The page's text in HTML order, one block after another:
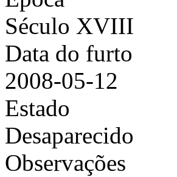
Século XVIII
Data do furto
2008-05-12
Estado
Desaparecido
Observações